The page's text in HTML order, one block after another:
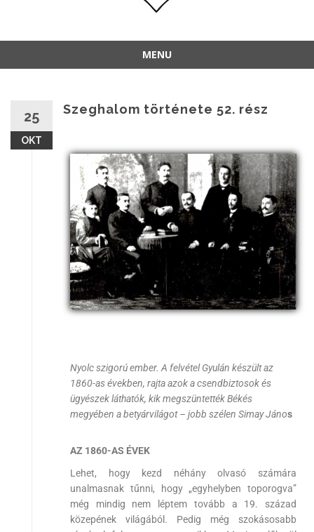
MENU
25
OKT
Szeghalom története 52. rész
Nyolc szigorú ember. A felvétel Gyulán készült az
1860-as években, rajta azok a csendbiztosok és
ügyészek láthatók, kik megszüntették Békés
megyében a betyárvilágot – jobb szélen Simay János
AZ 1860-AS ÉVEK
Lehet, hogy kezd néhány olvasó számára
unalmasnak tűnni, hogy „egyhelyben toporogva”
még mindig nem léptem tovább a 19. század
közepének világából. Pedig még szokásosabb